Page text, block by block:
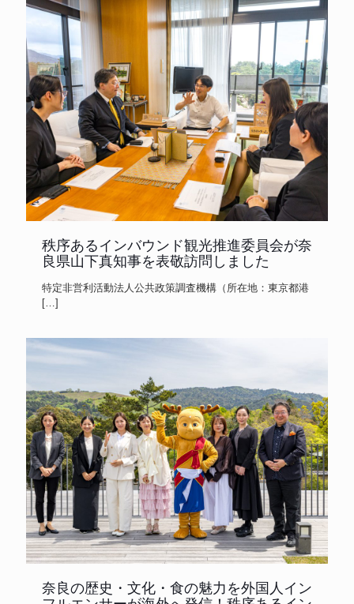
秩序あるインバウンド観光推進委員会が奈
良県山下真知事を表敬訪問しました
特定非営利活動法人公共政策調査機構（所在地：東京都港
[…]
奈良の歴史・文化・食の魅力を外国人イン